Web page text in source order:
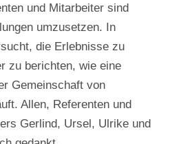
und Mitarbeiter sind
umzusetzen. In
die Erlebnisse zu
zu berichten, wie eine
Gemeinschaft von
Allen, Referenten und
Gerlind, Ursel, Ulrike und